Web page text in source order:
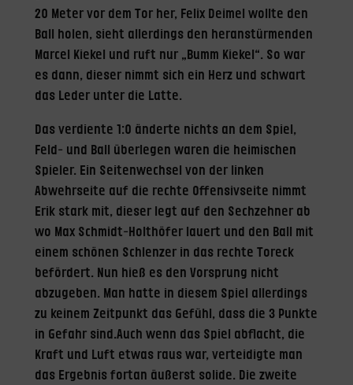
20 Meter vor dem Tor her, Felix Deimel wollte den
Ball holen, sieht allerdings den heranstürmenden
Marcel Kiekel und ruft nur „Bumm Kiekel“. So war
es dann, dieser nimmt sich ein Herz und schwart
das Leder unter die Latte.
Das verdiente 1:0 änderte nichts an dem Spiel,
Feld- und Ball überlegen waren die heimischen
Spieler. Ein Seitenwechsel von der linken
Abwehrseite auf die rechte Offensivseite nimmt
Erik stark mit, dieser legt auf den Sechzehner ab
wo Max Schmidt-Holthöfer lauert und den Ball mit
einem schönen Schlenzer in das rechte Toreck
befördert. Nun hieß es den Vorsprung nicht
abzugeben. Man hatte in diesem Spiel allerdings
zu keinem Zeitpunkt das Gefühl, dass die 3 Punkte
in Gefahr sind.Auch wenn das Spiel abflacht, die
Kraft und Luft etwas raus war, verteidigte man
das Ergebnis fortan äußerst solide. Die zweite